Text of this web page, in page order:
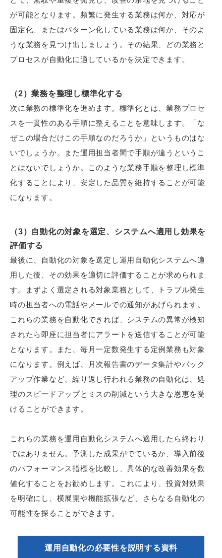
が可能となります。頻繁に発生する業務は何か、対応が
固定化、またはパターン化している業務は何か、そのよ
うな業務を見つけ出しましょう。その結果、どの業務と
プロセスが自動化に適しているかを決定できます。
（2）業務を整理し標準化する
次に業務の標準化を進めます。標準化とは、業務プロセ
スを一貫性のある手順に整えることを意味します。「な
ぜこの場合だけこの手順なのだろうか」というものはな
いでしょうか。また運用担当者間で手順が違うというこ
とはないでしょうか。このような業務手順を整理し標準
化することにより、安定した品質を維持することが可能
になります。
（3）自動化の対象を選定、システムへ適用し効果を
評価する
最後に、自動化の対象を選定し運用自動化システムへ適
用した後、その効果を適切に評価することが求められま
す。まずよく選定される対象業務として、トラブル発生
時の担当者への電話やメールでの通知があげられます。
これらの業務を自動化できれば、システムの異常が検知
されたら即座に担当者にアラートを送信することが可能
となります。また、毎月一定数発生する定例業務も対象
になります。例えば、月次報告書のデータ集計やバック
アップ作業など、繰り返し行われる業務の自動化は、処
理のスピードアップとミスの削減という大きな恩恵を受
けることができます。
これらの業務を運用自動化システムへ適用したら終わり
ではありません。予測した成果がでているか、導入前後
のパフォーマンス指標を比較し、具体的な改善効果を数
値化することをお勧めします。これにより、投資対効果
を明確にし、横展開や機能拡張など、さらなる自動化の
可能性を探ることができます。
運用自動化の必要性を説明する資料